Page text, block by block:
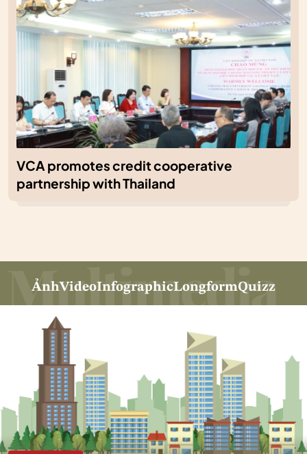
VCA promotes credit cooperative
partnership with Thailand
ẢnhVideoInfographicLongformQuizz